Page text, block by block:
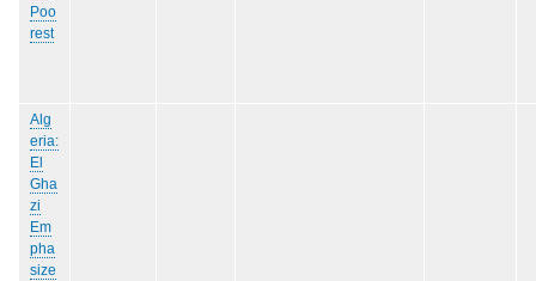
Poo
rest
Alg
eria:
El
Gha
zi
Em
pha
size